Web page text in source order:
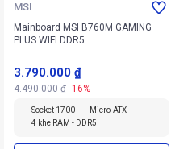
MSI
Mainboard MSI B760M GAMING
PLUS WIFI DDR5
3.790.000 ₫
4.490.000 ₫ -16%
Socket 1700
Micro-ATX
4 khe RAM - DDR5